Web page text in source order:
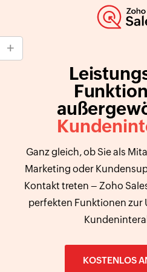
Ganz gleich, ob Sie als
Marketing oder
Kontakt treten – Zoho
perfekten Funktionen zur
KOSTENLOS